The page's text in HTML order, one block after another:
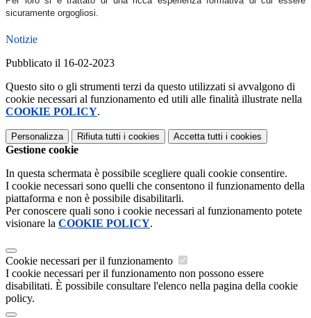
sicuramente orgogliosi.
Notizie
Pubblicato il 16-02-2023
Questo sito o gli strumenti terzi da questo utilizzati si avvalgono di
cookie necessari al funzionamento ed utili alle finalità illustrate nella
COOKIE POLICY.
Personalizza Rifiuta tutti i cookies Accetta tutti i cookies
Gestione cookie
In questa schermata è possibile scegliere quali cookie consentire.
I cookie necessari sono quelli che consentono il funzionamento della
piattaforma e non è possibile disabilitarli.
Per conoscere quali sono i cookie necessari al funzionamento potete
visionare la COOKIE POLICY.
Cookie necessari per il funzionamento
I cookie necessari per il funzionamento non possono essere
disabilitati. È possibile consultare l'elenco nella pagina della cookie
policy.